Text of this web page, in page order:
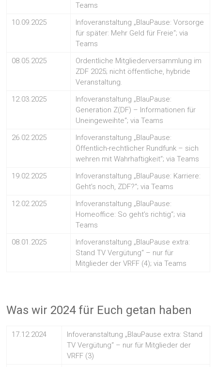
Teams
10.09.2025
Infoveranstaltung „BlauPause: Vorsorge
für später: Mehr Geld für Freie“; via
Teams
08.05.2025
Ordentliche Mitgliederversammlung im
ZDF 2025; nicht öffentliche, hybride
Veranstaltung.
12.03.2025
Infoveranstaltung „BlauPause:
Generation Z(DF) – Informationen für
Uneingeweihte“; via Teams
26.02.2025
Infoveranstaltung „BlauPause:
Öffentlich-rechtlicher Rundfunk – sich
wehren mit Wahrhaftigkeit“; via Teams
19.02.2025
Infoveranstaltung „BlauPause: Karriere:
Geht’s noch, ZDF?“; via Teams
12.02.2025
Infoveranstaltung „BlauPause:
Homeoffice: So geht’s richtig“; via
Teams
08.01.2025
Infoveranstaltung „BlauPause extra:
Stand TV Vergütung“ – nur für
Mitglieder der VRFF (4); via Teams
Was wir 2024 für Euch getan haben
17.12.2024
Infoveranstaltung „BlauPause extra: Stand
TV Vergütung“ – nur für Mitglieder der
VRFF (3)